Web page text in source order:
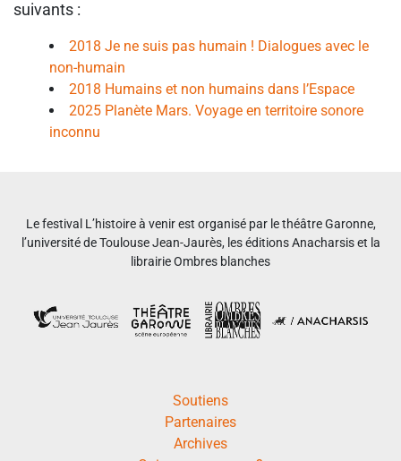
suivants :
2018 Je ne suis pas humain ! Dialogues avec le
non-humain
2018 Humains et non humains dans l’Espace
2025 Planète Mars. Voyage en territoire sonore
inconnu
Le festival L’histoire à venir est organisé par le théâtre Garonne,
l’université de Toulouse Jean-Jaurès, les éditions Anacharsis et la
librairie Ombres blanches
Soutiens
Partenaires
Archives